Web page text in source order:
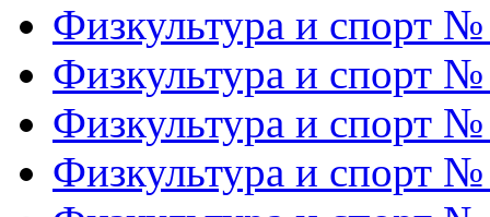
Физкультура и спорт
Физкультура и спорт
Физкультура и спорт
Физкультура и спорт